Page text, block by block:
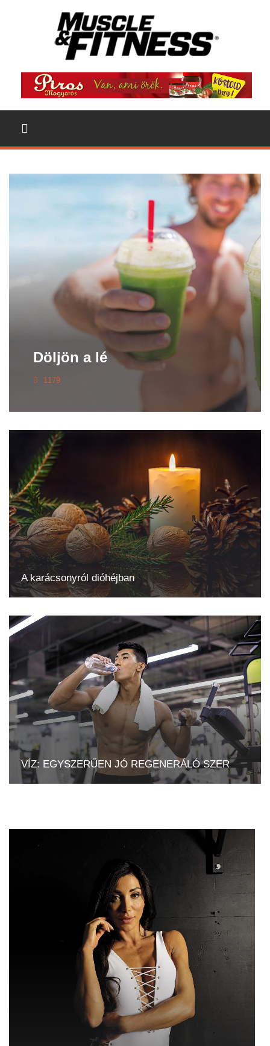
Döljön a lé
1179
A karácsonyról dióhéjban
VÍZ: EGYSZERŰEN JÓ REGENERÁLÓ SZER